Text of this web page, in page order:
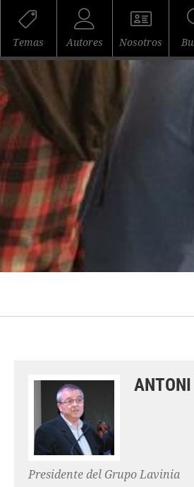
Temas Autores Nosotros
ANTONI
Presidente del Grupo Lavinia